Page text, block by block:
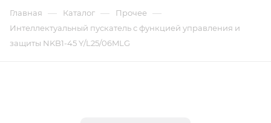
Главная — Каталог — Прочее —
Интеллектуальный пускатель с функцией управления и
защиты NKB1-45 Y/L25/06MLG